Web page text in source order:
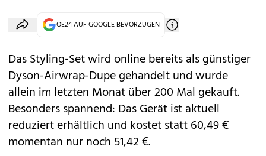
OE24 AUF GOOGLE BEVORZUGEN
Das Styling-Set wird online bereits als günstiger
Dyson-Airwrap-Dupe gehandelt und wurde
allein im letzten Monat über 200 Mal gekauft.
Besonders spannend: Das Gerät ist aktuell
reduziert erhältlich und kostet statt 60,49 €
momentan nur noch 51,42 €.